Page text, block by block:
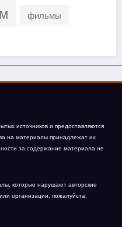
фильмы
источников и предоставляются
на материалы принадлежат их
за содержание материала не
которые нарушают авторские
организации, пожалуйста,